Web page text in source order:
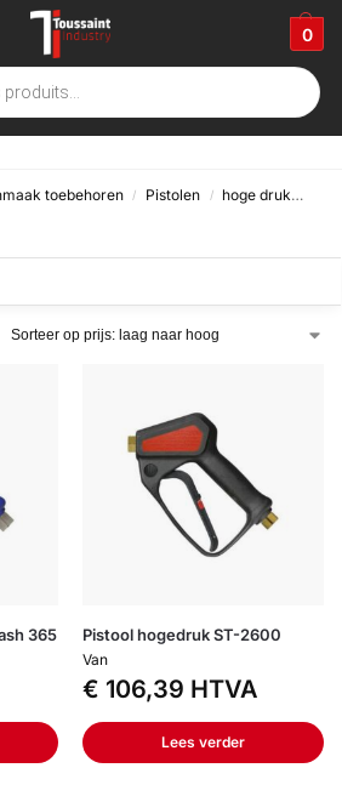
0
toebehoren / Pistolen / hoge druk
365 Pistool hogedruk ST-2600
Van
€ 106,39 HTVA
Lees verder